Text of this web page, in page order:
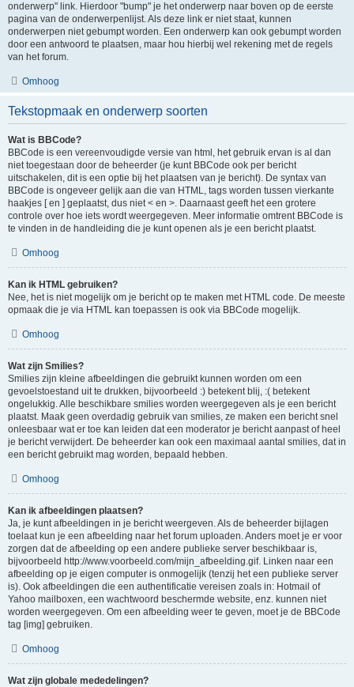
onderwerp" link. Hierdoor "bump" je het onderwerp naar boven op de eerste
pagina van de onderwerpenlijst. Als deze link er niet staat, kunnen
onderwerpen niet gebumpt worden. Een onderwerp kan ook gebumpt worden
door een antwoord te plaatsen, maar hou hierbij wel rekening met de regels
van het forum.
Omhoog
Tekstopmaak en onderwerp soorten
Wat is BBCode?
BBCode is een vereenvoudigde versie van html, het gebruik ervan is al dan
niet toegestaan door de beheerder (je kunt BBCode ook per bericht
uitschakelen, dit is een optie bij het plaatsen van je bericht). De syntax van
BBCode is ongeveer gelijk aan die van HTML, tags worden tussen vierkante
haakjes [ en ] geplaatst, dus niet < en >. Daarnaast geeft het een grotere
controle over hoe iets wordt weergegeven. Meer informatie omtrent BBCode is
te vinden in de handleiding die je kunt openen als je een bericht plaatst.
Omhoog
Kan ik HTML gebruiken?
Nee, het is niet mogelijk om je bericht op te maken met HTML code. De meeste
opmaak die je via HTML kan toepassen is ook via BBCode mogelijk.
Omhoog
Wat zijn Smilies?
Smilies zijn kleine afbeeldingen die gebruikt kunnen worden om een
gevoelstoestand uit te drukken, bijvoorbeeld :) betekent blij, :( betekent
ongelukkig. Alle beschikbare smilies worden weergegeven als je een bericht
plaatst. Maak geen overdadig gebruik van smilies, ze maken een bericht snel
onleesbaar wat er toe kan leiden dat een moderator je bericht aanpast of heel
je bericht verwijdert. De beheerder kan ook een maximaal aantal smilies, dat in
een bericht gebruikt mag worden, bepaald hebben.
Omhoog
Kan ik afbeeldingen plaatsen?
Ja, je kunt afbeeldingen in je bericht weergeven. Als de beheerder bijlagen
toelaat kun je een afbeelding naar het forum uploaden. Anders moet je er voor
zorgen dat de afbeelding op een andere publieke server beschikbaar is,
bijvoorbeeld http://www.voorbeeld.com/mijn_afbeelding.gif. Linken naar een
afbeelding op je eigen computer is onmogelijk (tenzij het een publieke server
is). Ook afbeeldingen die een authentificatie vereisen zoals in: Hotmail of
Yahoo mailboxen, een wachtwoord beschermde website, enz. kunnen niet
worden weergegeven. Om een afbeelding weer te geven, moet je de BBCode
tag [img] gebruiken.
Omhoog
Wat zijn globale mededelingen?